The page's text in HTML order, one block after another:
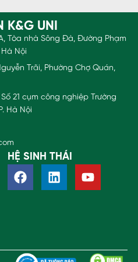
UNI
Tòa nhà Sông Đà, Đường Phạm
Hà Nội
Trãi, Phường Chợ Quán,
Số 21 cụm công nghiệp Trường
Hà Nội
HỆ SINH THÁI